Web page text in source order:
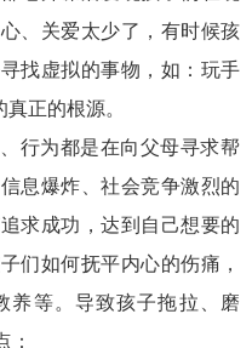
、关爱太少了，有时候孩
找虚拟的事物，如：玩手
正的根源。
行为都是在向父母寻求帮
息爆炸、社会竞争激烈的
求成功，达到自己想要的
们如何抚平内心的伤痛，
养等。导致孩子拖拉、磨